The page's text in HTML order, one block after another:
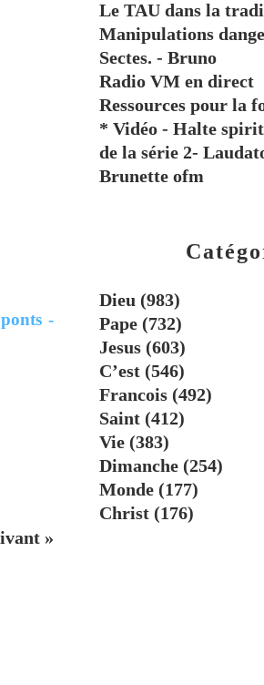
-
»
Dieu (983)
Pape (732)
Jesus (603)
C’est (546)
Francois (492)
Saint (412)
Vie (383)
Dimanche (254)
Monde (177)
Christ (176)
Le TAU dans la
Manipulations
Sectes. - Bruno
Radio VM en direct
Ressources pour la
* Vidéo - Halte
de la série 2-
Brunette ofm